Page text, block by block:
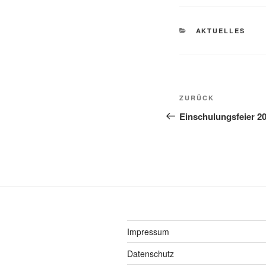
KATEGORIEN
AKTUELLES
Vorheriger
Beitrag
ZURÜCK
Einschulungsfeier
Impressum
Datenschutz